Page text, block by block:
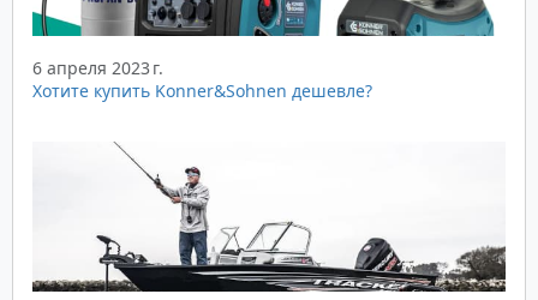
6 апреля 2023 г.
Хотите купить Konner&Sohnen дешевле?